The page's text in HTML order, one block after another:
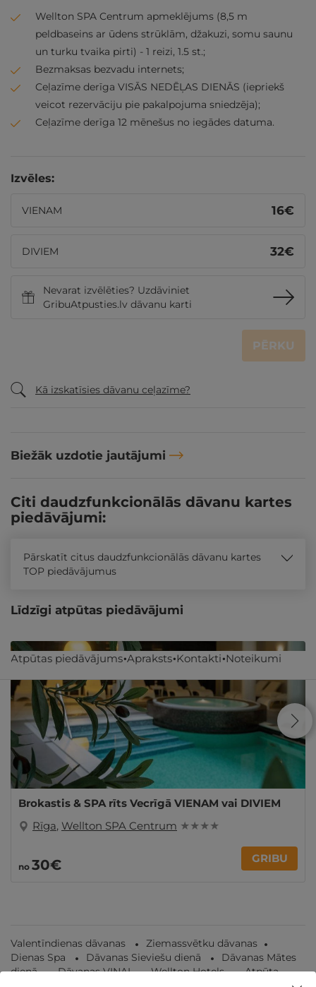
Wellton SPA Centrum apmeklējums (8,5 m
peldbaseins ar ūdens strūklām, džakuzi, somu saunu
un turku tvaika pirti) - 1 reizi, 1.5 st.;
Bezmaksas bezvadu internets;
Ceļazīme derīga VISĀS NEDĒĻAS DIENĀS (iepriekš
veicot rezervāciju pie pakalpojuma sniedzēja);
Ceļazīme derīga 12 mēnešus no iegādes datuma.
Izvēles:
VIENAM 16€
DIVIEM 32€
Nevarat izvēlēties? Uzdāviniet
GribuAtpusties.lv dāvanu karti
PĒRKU
Kā izskatīsies dāvanu ceļazīme?
Biežāk uzdotie jautājumi
Atpūtas piedāvājums Apraksts Kontakti Noteikumi
Citi daudzfunkcionālās dāvanu kartes
piedāvājumi:
Pārskatīt citus daudzfunkcionālās dāvanu kartes
TOP piedāvājumus
Līdzīgi atpūtas piedāvājumi
Brokastis & SPA rīts Vecrīgā VIENAM vai DIVIEM
Rīga, Wellton SPA Centrum ★ ★ ★ ★
no 30€ GRIBU
Valentīndienas dāvanas
Ziemassvētku dāvanas
Dienas Spa
Dāvanas Sieviešu dienā
Dāvanas Mātes
dienā
Dāvanas VIŅAI Wellton Hotels
Atpūta